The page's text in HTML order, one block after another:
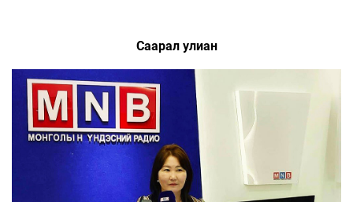
Саарал улиан